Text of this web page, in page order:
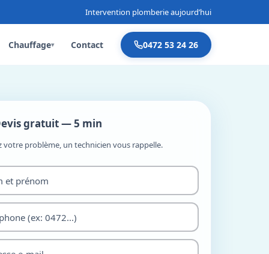
Intervention plomberie aujourd’hui
Chauffage▾ Contact 0472 53 24 26
gratuit — 5 min
votre problème, un technicien vous rappelle.